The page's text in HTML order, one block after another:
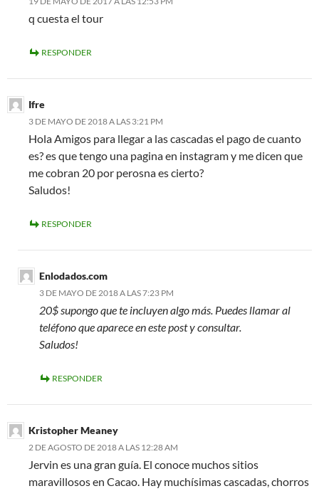
q cuesta el tour
RESPONDER
Ifre
3 DE MAYO DE 2018 A LAS 3:21 PM
Hola Amigos para llegar a las cascadas el pago de cuanto
es? es que tengo una pagina en instagram y me dicen que
me cobran 20 por perosna es cierto?
Saludos!
RESPONDER
Enlodados.com
3 DE MAYO DE 2018 A LAS 7:23 PM
20$ supongo que te incluyen algo más. Puedes llamar al
teléfono que aparece en este post y consultar.
Saludos!
RESPONDER
Kristopher Meaney
2 DE AGOSTO DE 2018 A LAS 12:28 AM
Jervin es una gran guía. El conoce muchos sitios
maravillosos en Cacao. Hay muchísimas cascadas, chorros